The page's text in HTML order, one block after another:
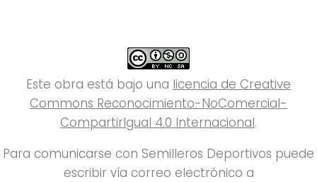
Este obra está bajo una licencia de Creative
Commons Reconocimiento-NoComercial-
CompartirIgual 4.0 Internacional.
Para comunicarse con Semilleros Deportivos puede
escribir vía correo electrónico a